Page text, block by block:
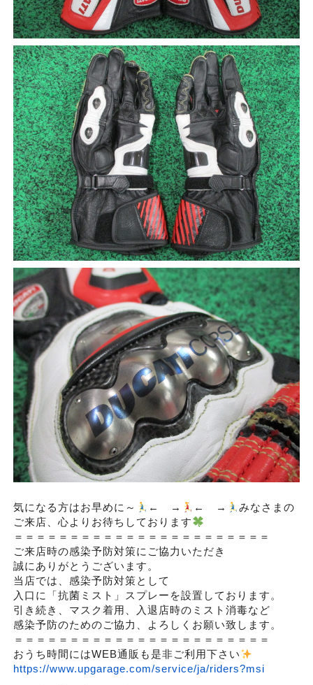
気になる方はお早めに～ ← → ← →
みなさまの
ご来店、心よりお待ちしております
＝＝＝＝＝＝＝＝＝＝＝＝＝＝＝＝＝＝＝＝＝＝＝
ご来店時の感染予防対策にご協力いただき
誠にありがとうございます。
当店では、感染予防対策として
入口に「抗菌ミスト」スプレーを設置しております。
引き続き、マスク着用、入退店時のミスト消毒など
感染予防のためのご協力、よろしくお願い致します。
＝＝＝＝＝＝＝＝＝＝＝＝＝＝＝＝＝＝＝＝＝＝＝
おうち時間にはWEB通販も是非ご利用下さい
https://www.upgarage.com/service/ja/riders?msi